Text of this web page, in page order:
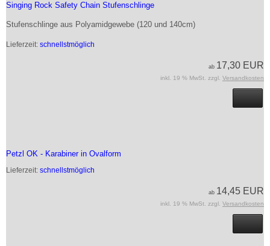
Singing Rock Safety Chain Stufenschlinge
Stufenschlinge aus Polyamidgewebe (120 und 140cm)
Lieferzeit: schnellstmöglich
ab 17,30 EUR
inkl. 19 % MwSt. zzgl. Versandkosten
Petzl OK - Karabiner in Ovalform
Lieferzeit: schnellstmöglich
ab 14,45 EUR
inkl. 19 % MwSt. zzgl. Versandkosten